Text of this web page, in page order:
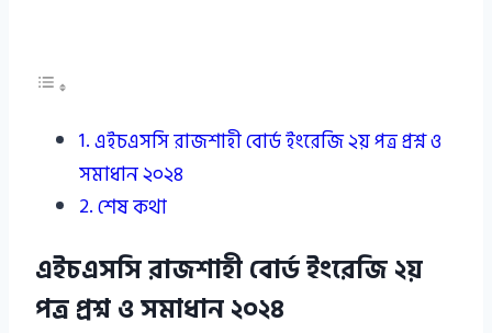
এইচএসসি রাজশাহী বোর্ড ইংরেজি ২য় পত্র প্রশ্ন ও
সমাধান ২০২৪
শেষ কথা
এইচএসসি রাজশাহী বোর্ড ইংরেজি ২য়
পত্র প্রশ্ন ও সমাধান ২০২৪